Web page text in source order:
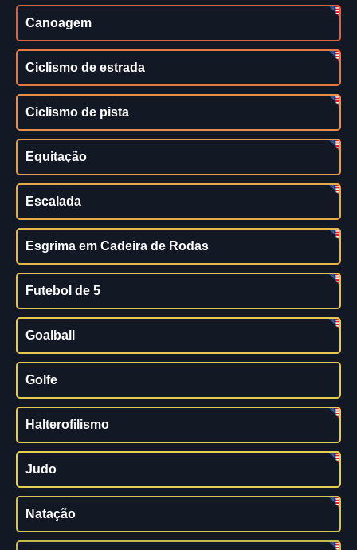
Canoagem
Ciclismo de estrada
Ciclismo de pista
Equitação
Escalada
Esgrima em Cadeira de Rodas
Futebol de 5
Goalball
Golfe
Halterofilismo
Judo
Natação